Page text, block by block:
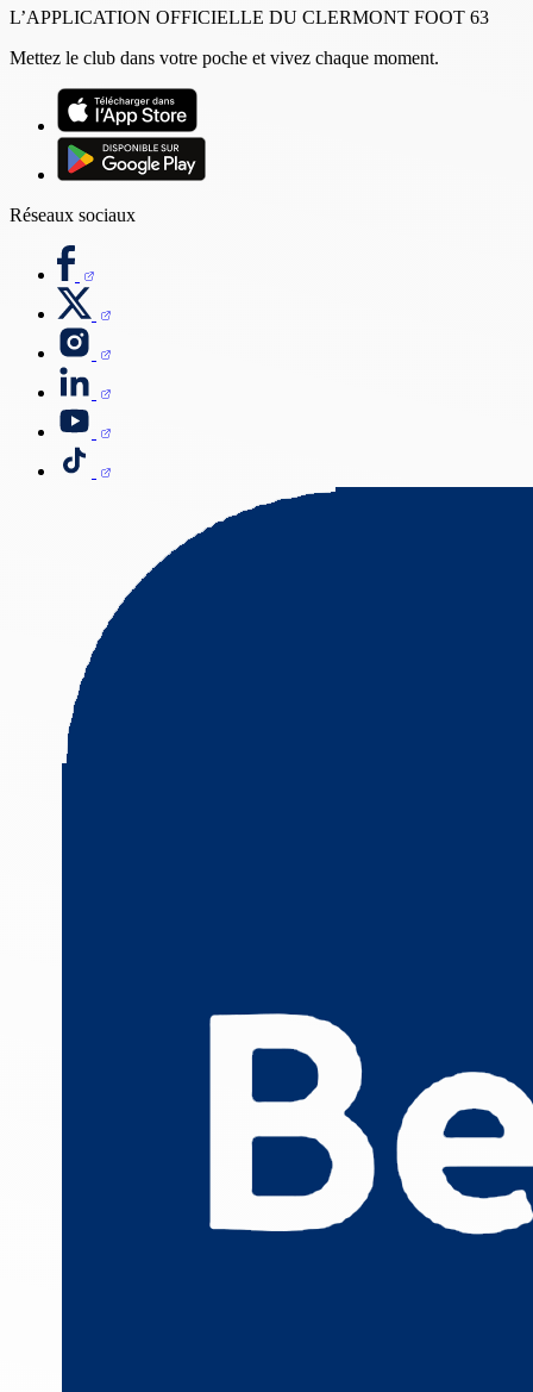
L’APPLICATION OFFICIELLE DU CLERMONT FOOT 63
Mettez le club dans votre poche et vivez chaque moment.
Réseaux sociaux